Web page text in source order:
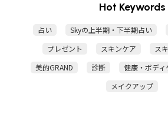
Hot Keywords
占い Skyの上半期・下半期占い
プレゼント
スキンケア
ス
美的GRAND
診断
健康・ボディ
メイクアップ